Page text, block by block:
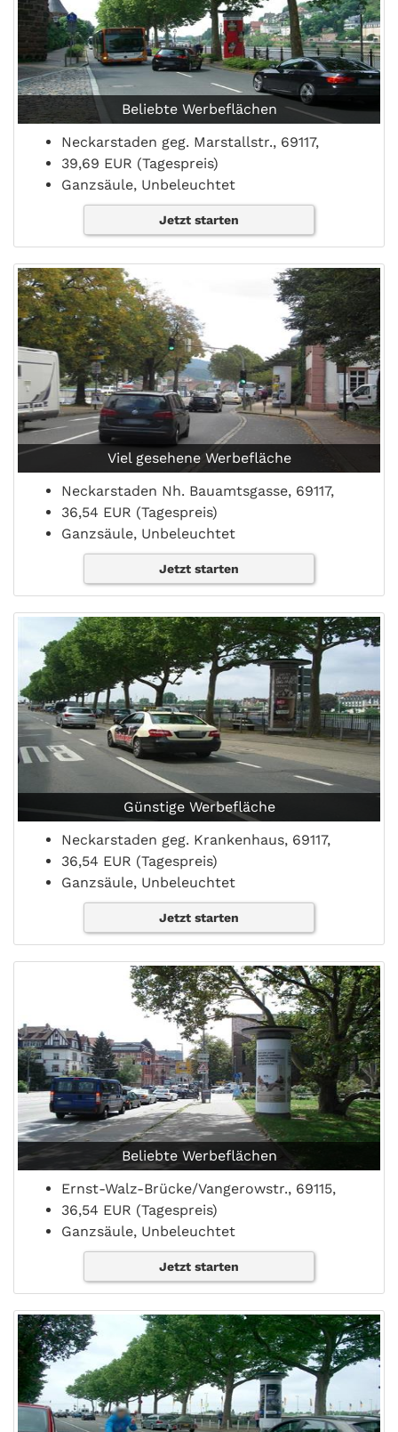
Beliebte Werbeflächen
Neckarstaden geg. Marstallstr., 69117,
39,69 EUR (Tagespreis)
Ganzsäule, Unbeleuchtet
Jetzt starten
Viel gesehene Werbefläche
Neckarstaden Nh. Bauamtsgasse, 69117,
36,54 EUR (Tagespreis)
Ganzsäule, Unbeleuchtet
Jetzt starten
Günstige Werbefläche
Neckarstaden geg. Krankenhaus, 69117,
36,54 EUR (Tagespreis)
Ganzsäule, Unbeleuchtet
Jetzt starten
Beliebte Werbeflächen
Ernst-Walz-Brücke/Vangerowstr., 69115,
36,54 EUR (Tagespreis)
Ganzsäule, Unbeleuchtet
Jetzt starten